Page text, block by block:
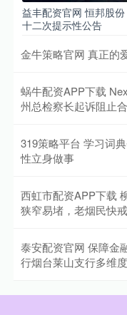
益丰配资官网 恒邦股
十二次提示性公告
金牛策略官网 真正的
蜗牛配资APP下载
州总检察长起诉阻止
319策略平台 学习词
性立身做事
西虹市配资APP下载
狭窄易堵，老烟民快
泰安配资官网 保障
行烟台莱山支行多维